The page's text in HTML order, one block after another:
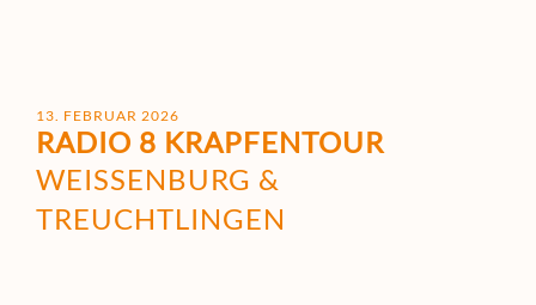
13. FEBRUAR 2026
RADIO 8 KRAPFENTOUR
WEISSENBURG & T
REUCHTLINGEN